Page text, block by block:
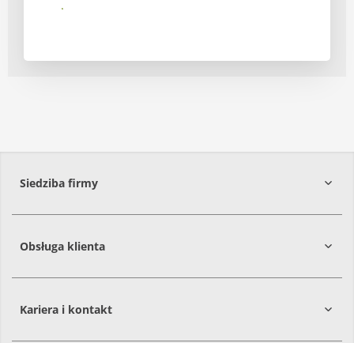
Submit
Siedziba firmy
Obsługa klienta
Kariera i kontakt